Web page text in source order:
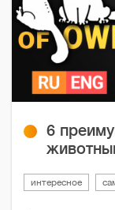
6
интересное